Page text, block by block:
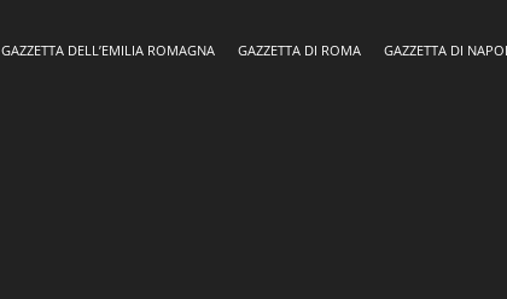
GAZZETTA DELL’EMILIA ROMAGNA GAZZETTA DI ROMA GAZZETTA DI